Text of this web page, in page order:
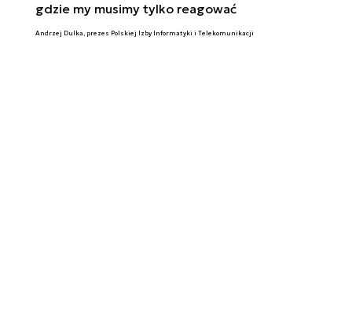
gdzie my musimy tylko reagować
Andrzej Dulka, prezes Polskiej Izby Informatyki i Telekomunikacji